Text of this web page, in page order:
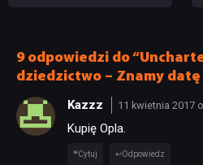
9 odpowiedzi do
dziedzictwo – Znamy datę
Kazzz 11 kwietnia 2017
Kupię Opla.
Cytuj Odpowiedz